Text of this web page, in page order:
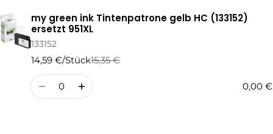
Ihr
Warenkorb
my green ink Tintenpatrone gelb HC (133152)
ersetzt 951XL
133152
14,59 €/Stück
Regulärer
Preis
15,35 €
Verkaufspreis
Menge
0,00 €